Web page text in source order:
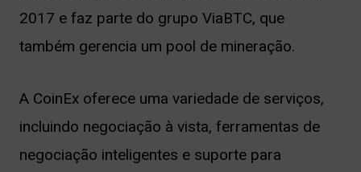
2017 e faz parte do grupo ViaBTC, que
também gerencia um pool de mineração.
A CoinEx oferece uma variedade de serviços,
incluindo negociação à vista, ferramentas de
negociação inteligentes e suporte para